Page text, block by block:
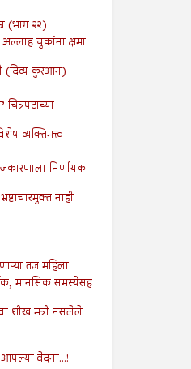
(भाग २२)
चुकांना क्षमा
(दिव्य कुरआन)
चित्रपटाच्या
व्यक्तिमत्त्व
निर्णायक
नाही
तज्ञ महिला
मानसिक समस्येसह
शीख मंत्री नसलेले
आपल्या वेदना...!